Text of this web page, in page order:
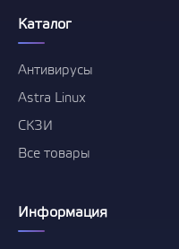
Каталог
Антивирусы
Astra Linux
СКЗИ
Все товары
Информация